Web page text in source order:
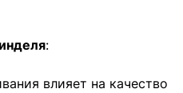
:
влияет на качество